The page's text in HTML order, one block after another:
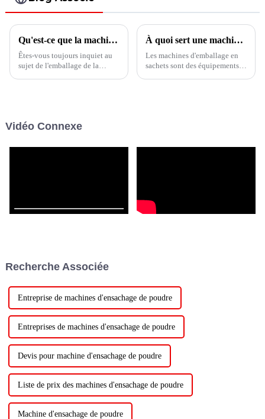
Qu'est-ce que la machine d'emballage de sachets horizontaux BHS-110 à Boevan ?
Êtes-vous toujours inquiet au
sujet de l'emballage de la
À quoi sert une machine d'emballage de sachets ?
Les machines d'emballage en
sachets sont des équipements
d'emballage.
Vidéo Connexe
Recherche Associée
Entreprise de machines d'ensachage de poudre
Entreprises de machines d'ensachage de poudre
Devis pour machine d'ensachage de poudre
Liste de prix des machines d'ensachage de poudre
Machine d'ensachage de poudre